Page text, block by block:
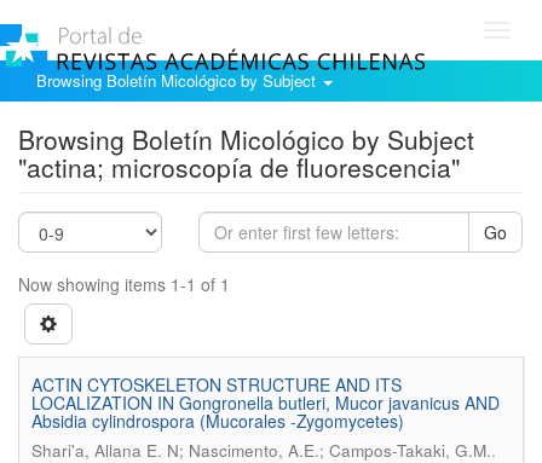
Browsing Boletín Micológico by Subject
Browsing Boletín Micológico by Subject
"actina; microscopía de fluorescencia"
Go
Now showing items 1-1 of 1
ACTIN CYTOSKELETON STRUCTURE AND ITS
LOCALIZATION IN Gongronella butleri, Mucor javanicus AND
Absidia cylindrospora (Mucorales -Zygomycetes)
Shari'a, Allana E. N; Nascimento, A.E.; Campos-Takaki, G.M..